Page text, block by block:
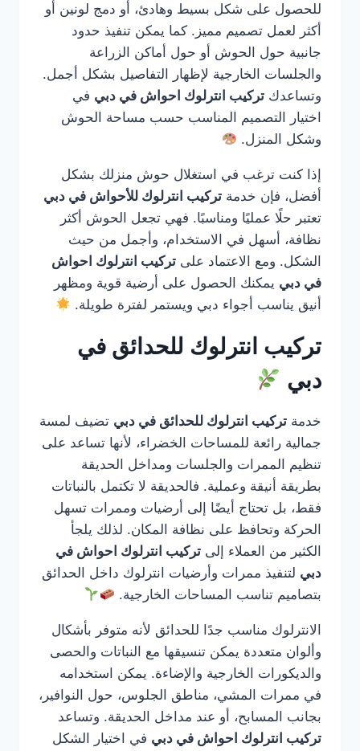
للحصول على شكل بسيط وهادئ، أو دمج لونين أو
أكثر لعمل تصميم مميز. كما يمكن تنفيذ حدود
جانبية حول الحوش أو حول أماكن الزراعة
والجلسات الخارجية لإظهار التفاصيل بشكل أجمل.
وتساعدك تركيب انترلوك احواش في دبي في
اختيار التصميم المناسب حسب مساحة الحوش
وشكل المنزل.
إذا كنت ترغب في استغلال حوش منزلك بشكل
أفضل، فإن خدمة تركيب انترلوك للأحواش في دبي
تعتبر حلًا عمليًا ومناسبًا. فهي تجعل الحوش أكثر
نظافة، أسهل في الاستخدام، وأجمل من حيث
الشكل. ومع الاعتماد على تركيب انترلوك احواش
في دبي يمكنك الحصول على أرضية قوية ومظهر
أنيق يناسب أجواء دبي ويستمر لفترة طويلة.
تركيب انترلوك للحدائق في
دبي
خدمة تركيب انترلوك للحدائق في دبي تضيف لمسة
جمالية رائعة للمساحات الخضراء، لأنها تساعد على
تنظيم الممرات والجلسات ومداخل الحديقة
بطريقة أنيقة وعملية. فالحديقة لا تكتمل بالنباتات
فقط، بل تحتاج أيضًا إلى أرضيات وممرات تسهل
الحركة وتحافظ على نظافة المكان. لذلك يلجأ
الكثير من العملاء إلى تركيب انترلوك احواش في
دبي لتنفيذ ممرات وأرضيات انترلوك داخل الحدائق
بتصاميم تناسب المساحات الخارجية.
الانترلوك مناسب جدًا للحدائق لأنه متوفر بأشكال
وألوان متعددة يمكن تنسيقها مع النباتات والحصى
والديكورات الخارجية والإضاءة. يمكن استخدامه
في ممرات المشي، مناطق الجلوس، حول النوافير،
بجانب المسابح، أو عند مداخل الحديقة. وتساعد
تركيب انترلوك احواش في دبي في اختيار الشكل